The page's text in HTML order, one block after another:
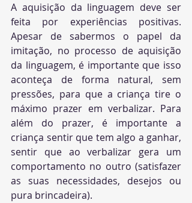
A aquisição da linguagem deve ser
feita por experiências positivas.
Apesar de sabermos o papel da
imitação, no processo de aquisição
da linguagem, é importante que isso
aconteça de forma natural, sem
pressões, para que a criança tire o
máximo prazer em verbalizar. Para
além do prazer, é importante a
criança sentir que tem algo a ganhar,
sentir que ao verbalizar gera um
comportamento no outro (satisfazer
as suas necessidades, desejos ou
pura brincadeira).